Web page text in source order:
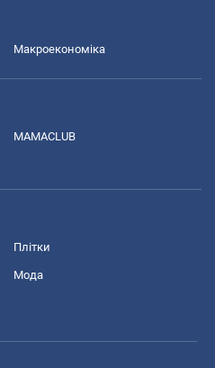
Макроекономіка
MAMACLUB
Плітки
Мода